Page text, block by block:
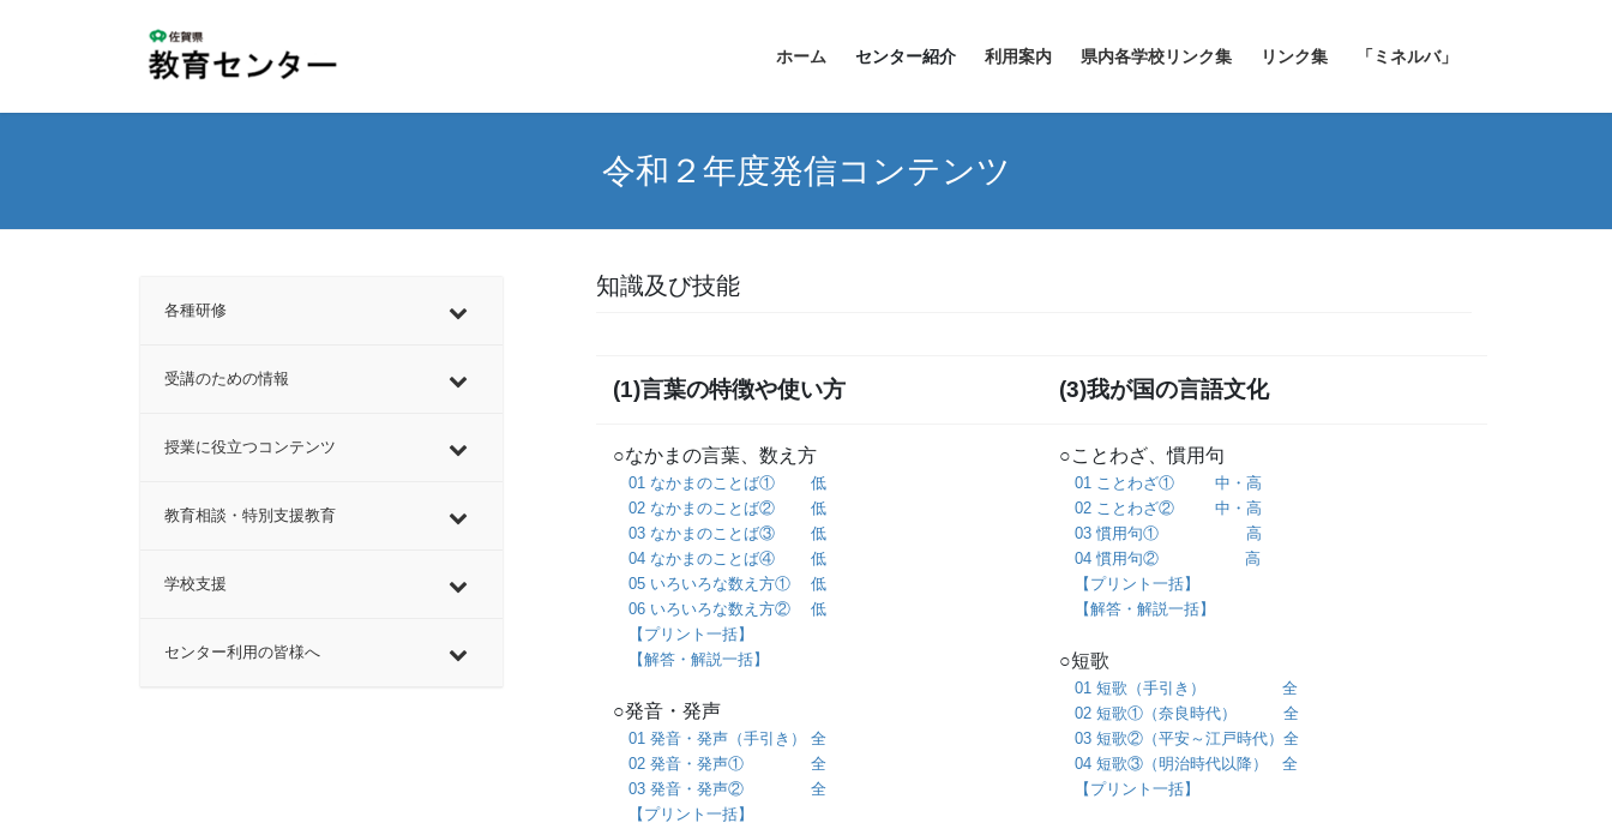
ホーム センター紹介 利用案内 県内各学校リンク集 リンク集 「ミネルバ」
令和２年度発信コンテンツ
知識及び技能
(1)言葉の特徴や使い方 (3)我が国の言語文化
○なかまの言葉、数え方
01 なかまのことば① 低
02 なかまのことば② 低
03 なかまのことば③ 低
04 なかまのことば④ 低
05 いろいろな数え方① 低
06 いろいろな数え方② 低
【プリント一括】
【解答・解説一括】
○発音・発声
01 発音・発声（手引き） 全
02 発音・発声① 全
03 発音・発声② 全
【プリント一括】
○ことわざ、慣用句
01 ことわざ① 中・高
02 ことわざ② 中・高
03 慣用句① 高
04 慣用句② 高
【プリント一括】
【解答・解説一括】
○短歌
01 短歌（手引き） 全
02 短歌①（奈良時代） 全
03 短歌②（平安～江戸時代）全
04 短歌③（明治時代以降） 全
【プリント一括】
各種研修
受講のための情報
授業に役立つコンテンツ
教育相談・特別支援教育
学校支援
センター利用の皆様へ